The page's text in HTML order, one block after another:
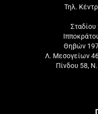
Τηλ.
Θηβών
Λ. Μεσογείων
Πίνδου 58,